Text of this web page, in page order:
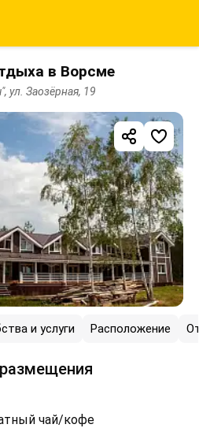
в Ворсме
ул. Заозёрная, 19
и услуги Расположение
чай/кофе